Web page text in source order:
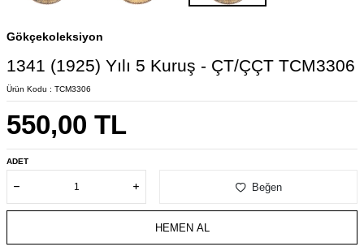
Gökçekoleksiyon
1341 (1925) Yılı 5 Kuruş - ÇT/ÇÇT TCM3306
Ürün Kodu : TCM3306
550,00 TL
ADET
Beğen
HEMEN AL